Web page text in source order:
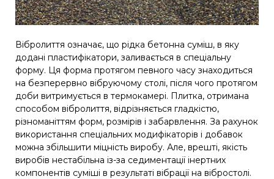
Вібролиття означає, що рідка бетонна суміш, в яку
додані пластифікатори, заливається в спеціальну
форму. Ця форма протягом певного часу знаходиться
на безперервно вібруючому столі, після чого протягом
доби витримується в термокамері. Плитка, отримана
способом вібролиття, відрізняється гладкістю,
різноманіттям форм, розмірів і забарвлення. За рахунок
використання спеціальних модифікаторів і добавок
можна збільшити міцність виробу. Але, врешті, якість
виробів нестабільна із-за седиментації інертних
компонентів суміші в результаті вібрації на вібростолі.